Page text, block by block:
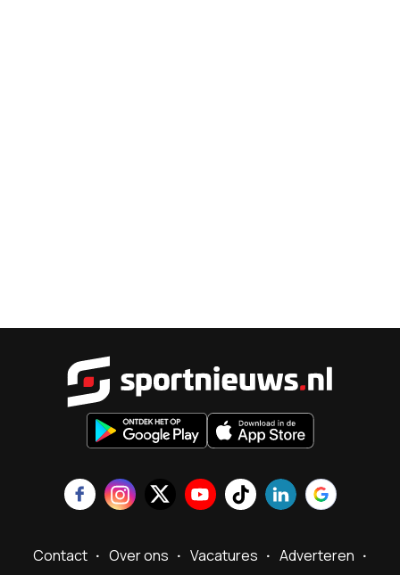
Contact Over ons Vacatures Adverteren